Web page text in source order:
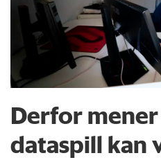
Derfor
dataspill kan